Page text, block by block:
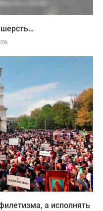
а исполнять